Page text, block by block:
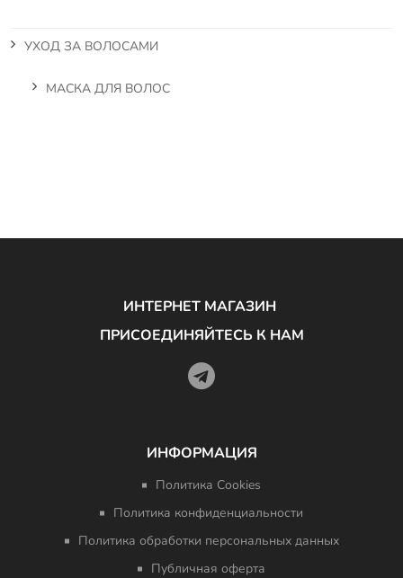
УХОД ЗА ВОЛОСАМИ
МАСКА ДЛЯ ВОЛОС
ИНТЕРНЕТ МАГАЗИН
ПРИСОЕДИНЯЙТЕСЬ К НАМ
ИНФОРМАЦИЯ
Политика Cookies
Политика конфиденциальности
Политика обработки персональных данных
Публичная оферта